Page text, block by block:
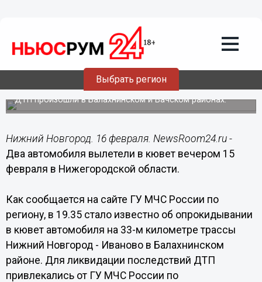
Выбрать регион
Два автомобиля вылетели в кювет
вечером 15 февраля в Нижегородской
ДТП произошли в Балахнинском и Вачском районах.
Нижний Новгород. 16 февраля. NewsRoom24.ru -
Два автомобиля вылетели в кювет вечером 15
февраля в Нижегородской области.
Как сообщается на сайте ГУ МЧС России по
региону, в 19.35 стало известно об опрокидывании
в кювет автомобиля на 33-м километре трассы
Нижний Новгород - Иваново в Балахнинском
районе. Для ликвидации последствий ДТП
привлекались от ГУ МЧС России по